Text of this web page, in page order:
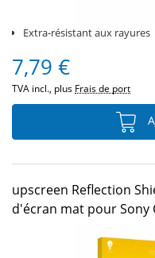
Extra-résistant aux rayures
7,79 €
TVA incl., plus Frais de port
upscreen Reflection
d'écran mat pour Sony